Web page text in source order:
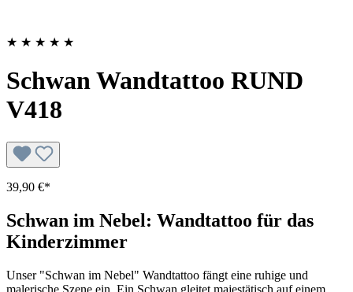
★ ★ ★ ★ ★
Schwan Wandtattoo RUND
V418
39,90 €*
Schwan im Nebel: Wandtattoo für das
Kinderzimmer
Unser "Schwan im Nebel" Wandtattoo fängt eine ruhige und
malerische Szene ein. Ein Schwan gleitet majestätisch auf einem